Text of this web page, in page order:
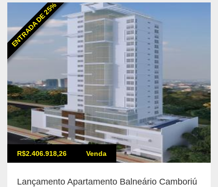
ENTRADA DE 25%
R$2.406.918,26 Venda
Lançamento Apartamento Balneário Camboriú